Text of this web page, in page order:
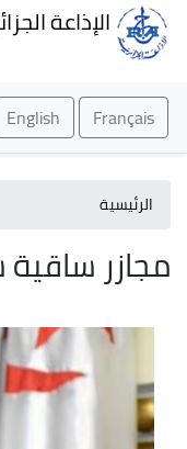
الإذاعة
Français
English
الرئيسية
مجازر